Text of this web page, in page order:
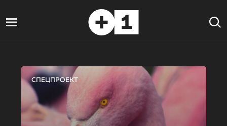
СПЕЦПРОЕКТ